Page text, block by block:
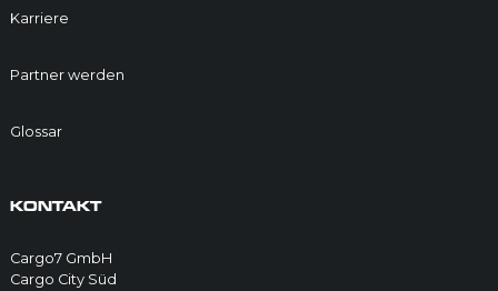
Karriere
Partner werden
Glossar
KONTAKT
Cargo7 GmbH
Cargo City Süd